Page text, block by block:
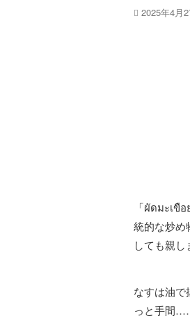
2025年4月
「ผัดมะเขื
統的な炒め
しても親し
なすは油で
っと手間